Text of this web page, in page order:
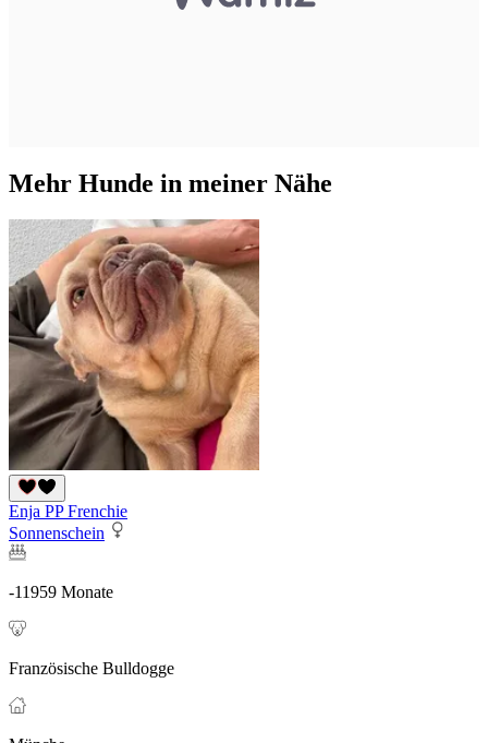
Mehr Hunde in meiner Nähe
Enja PP Frenchie
Sonnenschein
-11959 Monate
Französische Bulldogge